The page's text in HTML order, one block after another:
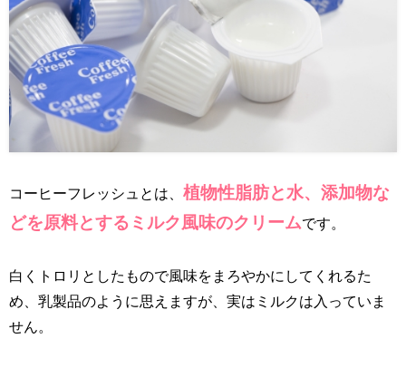
コーヒーフレッシュとは、 植物性脂肪と水、添加物な
どを原料とするミルク風味のクリームです。
白くトロリとしたもので風味をまろやかにしてくれるた
め、乳製品のように思えますが、実はミルクは入っていま
せん。